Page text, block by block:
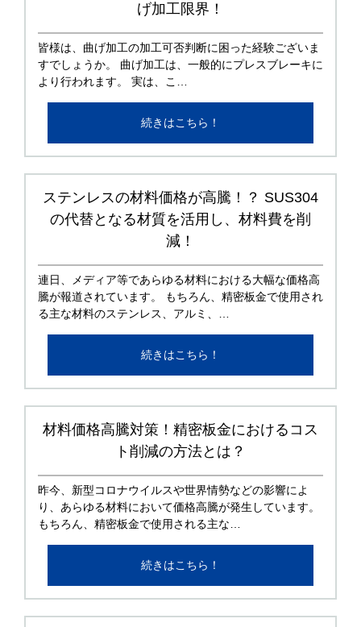
げ加工限界！
皆様は、曲げ加工の加工可否判断に困った経験ございま
すでしょうか。 曲げ加工は、一般的にプレスブレーキに
より行われます。 実は、こ…
続きはこちら！
ステンレスの材料価格が高騰！？ SUS304
の代替となる材質を活用し、材料費を削
減！
連日、メディア等であらゆる材料における大幅な価格高
騰が報道されています。 もちろん、精密板金で使用され
る主な材料のステンレス、アルミ、…
続きはこちら！
材料価格高騰対策！精密板金におけるコス
ト削減の方法とは？
昨今、新型コロナウイルスや世界情勢などの影響によ
り、あらゆる材料において価格高騰が発生しています。
もちろん、精密板金で使用される主な…
続きはこちら！